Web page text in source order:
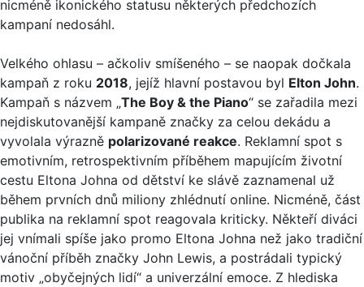
nicméně ikonického statusu některých předchozích
kampaní nedosáhl.
Velkého ohlasu – ačkoliv smíšeného – se naopak dočkala
kampaň z roku 2018, jejíž hlavní postavou byl Elton John.
Kampaň s názvem „The Boy & the Piano“ se zařadila mezi
nejdiskutovanější kampaně značky za celou dekádu a
vyvolala výrazně polarizované reakce. Reklamní spot s
emotivním, retrospektivním příběhem mapujícím životní
cestu Eltona Johna od dětství ke slávě zaznamenal už
během prvních dnů miliony zhlédnutí online. Nicméně, část
publika na reklamní spot reagovala kriticky. Někteří diváci
jej vnímali spíše jako promo Eltona Johna než jako tradiční
vánoční příběh značky John Lewis, a postrádali typický
motiv „obyčejných lidí“ a univerzální emoce. Z hlediska